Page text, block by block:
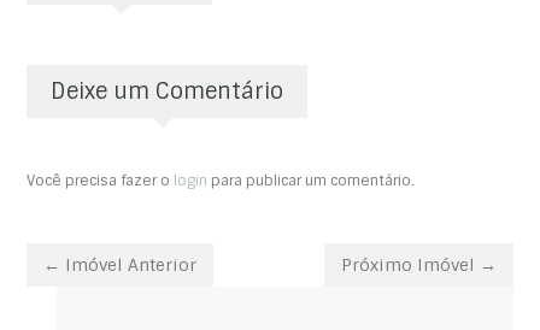
Deixe um Comentário
Você precisa fazer o login para publicar um comentário.
← Imóvel Anterior Próximo Imóvel →